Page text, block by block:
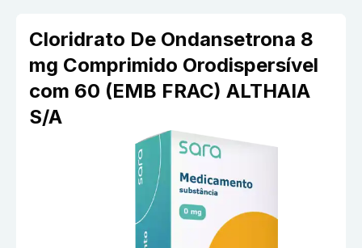
Cloridrato De Ondansetrona 8
mg Comprimido Orodispersível
com 60 (EMB FRAC) ALTHAIA
S/A